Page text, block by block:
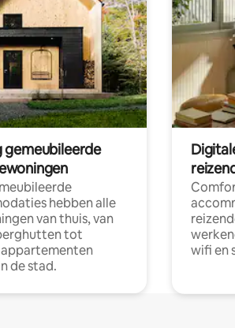
gemeubileerde
hebben alle
van thuis, van
tot
de stad.
wifi en